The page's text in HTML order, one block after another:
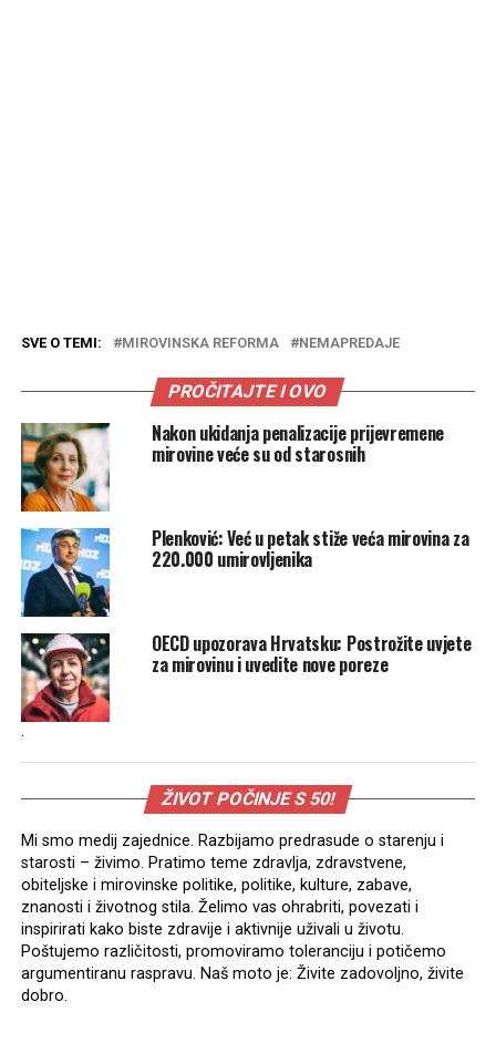
SVE O TEMI: MIROVINSKA REFORMA NEMAPREDAJE
PROČITAJTE I OVO
Nakon ukidanja penalizacije prijevremene
mirovine veće su od starosnih
Plenković: Već u petak stiže veća mirovina za
220.000 umirovljenika
OECD upozorava Hrvatsku: Postrožite uvjete
za mirovinu i uvedite nove poreze
.
ŽIVOT POČINJE S 50!
Mi smo medij zajednice. Razbijamo predrasude o starenju i
starosti – živimo. Pratimo teme zdravlja, zdravstvene,
obiteljske i mirovinske politike, politike, kulture, zabave,
znanosti i životnog stila. Želimo vas ohrabriti, povezati i
inspirirati kako biste zdravije i aktivnije uživali u životu.
Poštujemo različitosti, promoviramo toleranciju i potičemo
argumentiranu raspravu. Naš moto je: Živite zadovoljno, živite
dobro.